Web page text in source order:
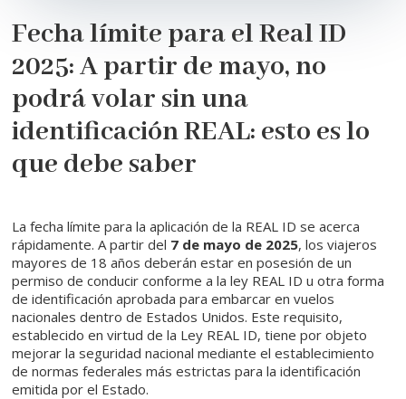
Fecha límite para el Real ID
2025: A partir de mayo, no
podrá volar sin una
identificación REAL: esto es lo
que debe saber
La fecha límite para la aplicación de la REAL ID se acerca
rápidamente. A partir del 7 de mayo de 2025, los viajeros
mayores de 18 años deberán estar en posesión de un
permiso de conducir conforme a la ley REAL ID u otra forma
de identificación aprobada para embarcar en vuelos
nacionales dentro de Estados Unidos. Este requisito,
establecido en virtud de la Ley REAL ID, tiene por objeto
mejorar la seguridad nacional mediante el establecimiento
de normas federales más estrictas para la identificación
emitida por el Estado.